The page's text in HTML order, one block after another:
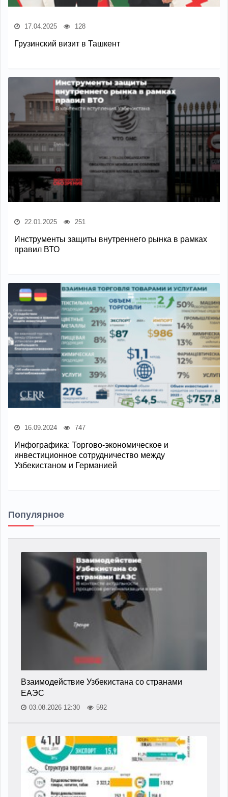
17.04.2025 128
Грузинский визит в Ташкент
22.01.2025 251
Инструменты защиты внутреннего рынка в рамках
правил ВТО
16.09.2024 747
Инфографика: Торгово-экономическое и
инвестиционное сотрудничество между
Узбекистаном и Германией
Популярное
Взаимодействие Узбекистана со странами
ЕАЭС
03.08.2026 12:30 592